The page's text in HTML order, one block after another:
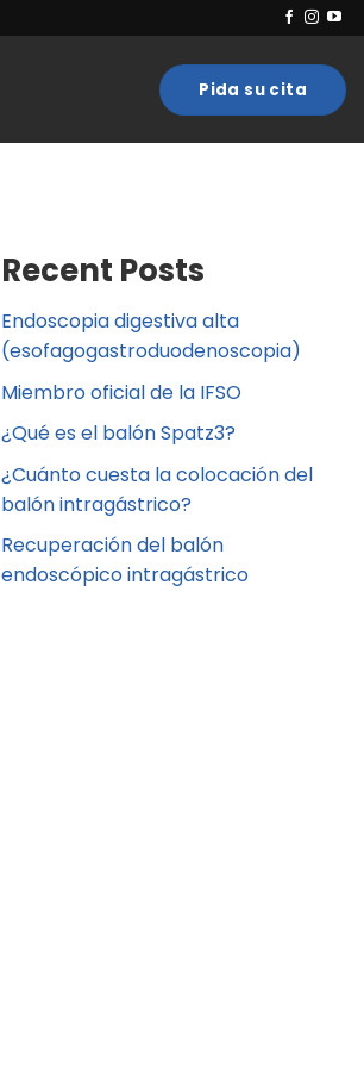
Pida su cita
Recent Posts
Endoscopia digestiva alta
(esofagogastroduodenoscopia)
Miembro oficial de la IFSO
¿Qué es el balón Spatz3?
¿Cuánto cuesta la colocación del
balón intragástrico?
Recuperación del balón
endoscópico intragástrico